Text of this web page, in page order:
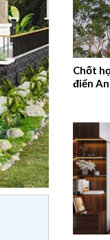
Chốt
điển